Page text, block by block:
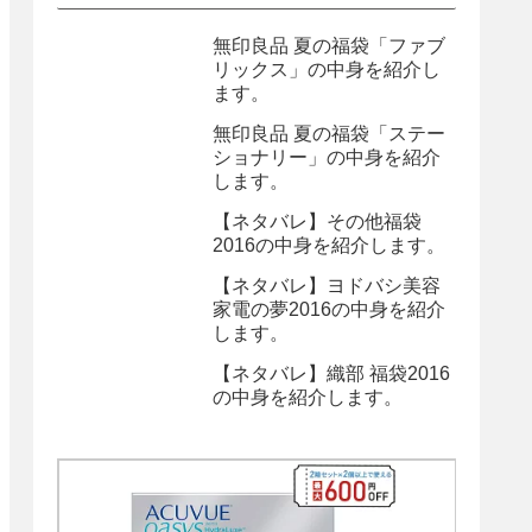
無印良品 夏の福袋「ファブ
リックス」の中身を紹介し
ます。
無印良品 夏の福袋「ステー
ショナリー」の中身を紹介
します。
【ネタバレ】その他福袋
2016の中身を紹介します。
【ネタバレ】ヨドバシ美容
家電の夢2016の中身を紹介
します。
【ネタバレ】織部 福袋2016
の中身を紹介します。